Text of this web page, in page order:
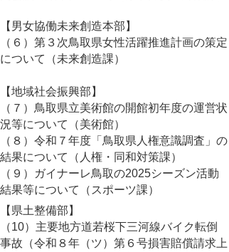
【男女協働未来創造本部】
（６）第３次鳥取県女性活躍推進計画の策定
について（未来創造課）
【地域社会振興部】
（７）鳥取県立美術館の開館初年度の運営状
況等について（美術館）
（８）令和７年度「鳥取県人権意識調査」の
結果について（人権・同和対策課）
（９）ガイナーレ鳥取の2025シーズン活動
結果等について（スポーツ課）
【県土整備部】
（10）主要地方道若桜下三河線バイク転倒
事故（令和８年（ツ）第６号損害賠償請求上